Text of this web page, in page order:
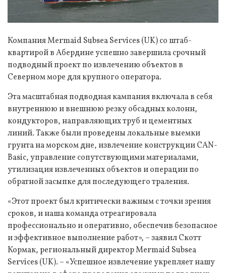
Компания Mermaid Subsea Services (UK) со штаб-
квартирой в Абердине успешно завершила срочный
подводный проект по извлечению объектов в
Северном море для крупного оператора.
Эта масштабная подводная кампания включала в себя
внутреннюю и внешнюю резку обсадных колонн,
кондукторов, направляющих труб и цементных
линий. Также были проведены локальные выемки
грунта на морском дне, извлечение конструкции CAN-
Basic, управление сопутствующими материалами,
утилизация извлеченных объектов и операции по
обратной засыпке для последующего траления.
«Этот проект был критически важным с точки зрения
сроков, и наша команда отреагировала
профессионально и оперативно, обеспечив безопасное
и эффективное выполнение работ», – заявил Скотт
Кормак, региональный директор Mermaid Subsea
Services (UK). – «Успешное извлечение укрепляет нашу